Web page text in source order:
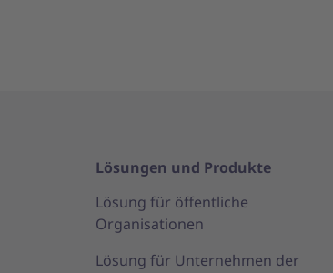
Lösungen und Produkte
Lösung für öffentliche
Organisationen
Lösung für Unternehmen der